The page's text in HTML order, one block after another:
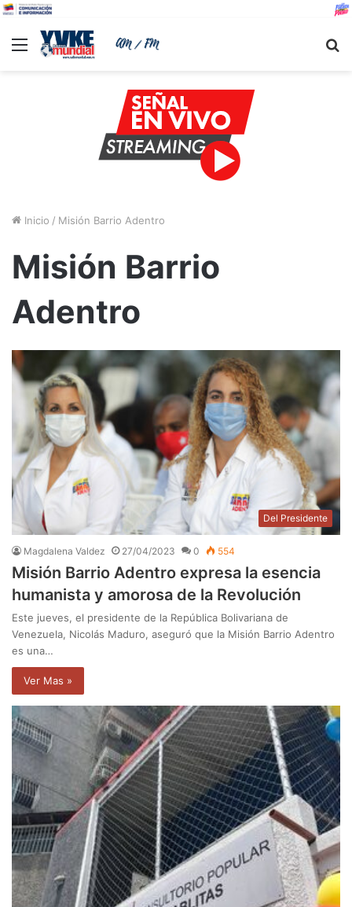
Menu
Inicio / Misión Barrio Adentro
Misión Barrio
Adentro
Del Presidente
Magdalena Valdez 27/04/2023 0 554
Misión Barrio Adentro expresa la esencia
humanista y amorosa de la Revolución
Este jueves, el presidente de la República Bolivariana de
Venezuela, Nicolás Maduro, aseguró que la Misión Barrio Adentro
es una…
Ver Mas »